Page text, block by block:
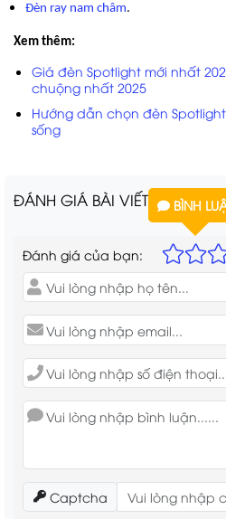
Đèn ray nam châm.
Xem thêm:
Giá đèn Spotlight mới nhất
chuộng nhất 2025
Hướng dẫn chọn đèn
sống
ĐÁNH GIÁ BÀI VIẾT BÌNH
Đánh giá của bạn:
Captcha